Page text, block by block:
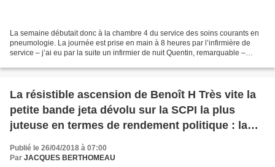
La semaine débutait donc à la chambre 4 du service des soins courants en
pneumologie. La journée est prise en main à 8 heures par l’infirmière de
service – j’ai eu par la suite un infirmier de nuit Quentin, remarquable –
La résistible ascension de Benoît H Très vite la
petite bande jeta dévolu sur la SCPI la plus
juteuse en termes de rendement politique : la
Publié le 26/04/2018 à 07:00
Par JACQUES BERTHOMEAU